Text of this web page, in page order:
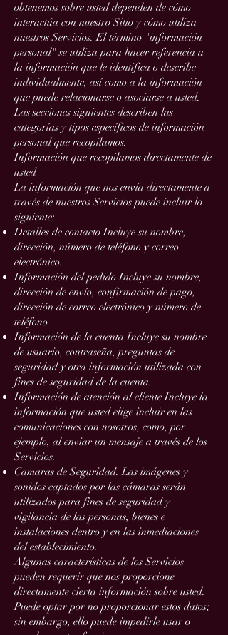
obtenemos sobre usted dependen de cómo
interactúa con nuestro Sitio y cómo utiliza
nuestros Servicios. El término "información
personal" se utiliza para hacer referencia a
la información que le identifica o describe
individualmente, así como a la información
que puede relacionarse o asociarse a usted.
Las secciones siguientes describen las
categorías y tipos específicos de información
personal que recopilamos.
Información que recopilamos directamente de
usted
La información que nos envía directamente a
través de nuestros Servicios puede incluir lo
siguiente:
Detalles de contacto Incluye su nombre,
dirección, número de teléfono y correo
electrónico.
Información del pedido Incluye su nombre,
dirección de envío, confirmación de pago,
dirección de correo electrónico y número de
teléfono.
Información de la cuenta Incluye su nombre
de usuario, contraseña, preguntas de
seguridad y otra información utilizada con
fines de seguridad de la cuenta.
Información de atención al cliente Incluye la
información que usted elige incluir en las
comunicaciones con nosotros, como, por
ejemplo, al enviar un mensaje a través de los
Servicios.
Camaras de Seguridad. Las imágenes y
sonidos captados por las cámaras serán
utilizados para fines de seguridad y
vigilancia de las personas, bienes e
instalaciones dentro y en las inmediaciones
del establecimiento.
Algunas características de los Servicios
pueden requerir que nos proporcione
directamente cierta información sobre usted.
Puede optar por no proporcionar estos datos;
sin embargo, ello puede impedirle usar o